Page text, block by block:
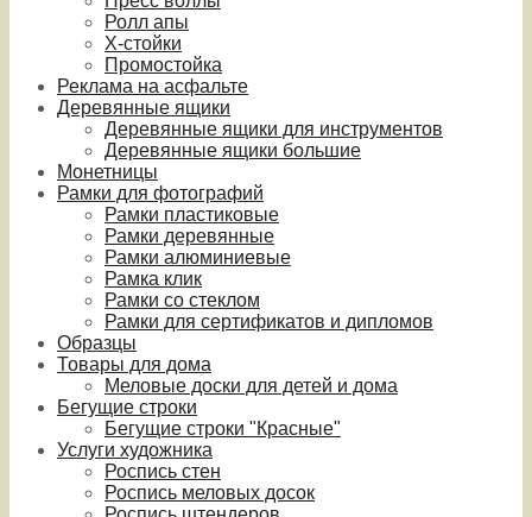
Ролл апы
Х-стойки
Промостойка
Реклама на асфальте
Деревянные ящики
Деревянные ящики для инструментов
Деревянные ящики большие
Монетницы
Рамки для фотографий
Рамки пластиковые
Рамки деревянные
Рамки алюминиевые
Рамка клик
Рамки со стеклом
Рамки для сертификатов и дипломов
Образцы
Товары для дома
Меловые доски для детей и дома
Бегущие строки
Бегущие строки "Красные"
Услуги художника
Роспись стен
Роспись меловых досок